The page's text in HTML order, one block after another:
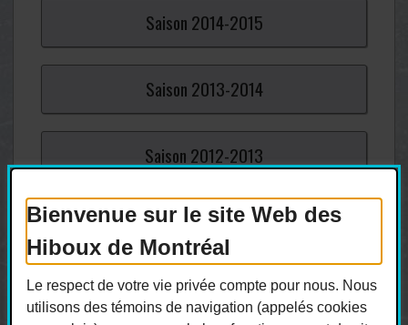
Bienvenue sur le site Web des
Hiboux de Montréal
Le respect de votre vie privée compte pour nous. Nous
utilisons des témoins de navigation (appelés cookies
Saison 2014-2015
Saison 2013-2014
Saison 2012-2013
Saison2011-2012
Saison2010-2011